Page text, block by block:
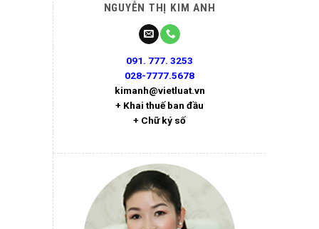
NGUYỄN THỊ KIM ANH
091. 777. 3253
028-7777.5678
kimanh@vietluat.vn
+ Khai thuế ban đầu
+ Chữ ký số